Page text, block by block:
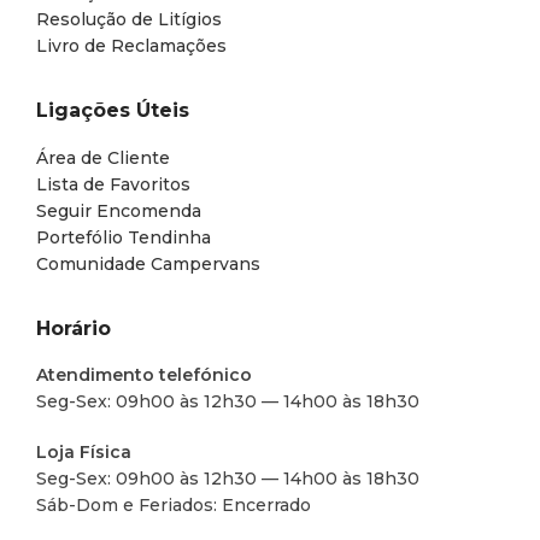
Resolução de Litígios
Livro de Reclamações
Ligações Úteis
Área de Cliente
Lista de Favoritos
Seguir Encomenda
Portefólio Tendinha
Comunidade Campervans
Horário
Atendimento telefónico
Seg-Sex: 09h00 às 12h30 — 14h00 às 18h30
Loja Física
Seg-Sex: 09h00 às 12h30 — 14h00 às 18h30
Sáb-Dom e Feriados: Encerrado